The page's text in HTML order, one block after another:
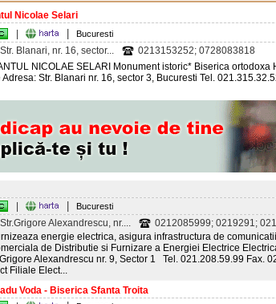
Nicolae Selari
Bucuresti
Str. Blanari, nr. 16, sector...
0213153252; 0728083818
NICOLAE SELARI Monument istoric* Biserica ortodoxa
Adresa: Str. Blanari nr. 16, sector 3, Bucuresti Tel.
Bucuresti
Str.Grigore Alexandrescu, nr....
0212085999; 0219291;
energie electrica, asigura infrastructura de
de Distributie si Furnizare a Energiei Electrice
Grigore Alexandrescu nr. 9, Sector 1 Tel. 021.208.59.99
Filiale Elect...
Voda - Biserica Sfanta Troita